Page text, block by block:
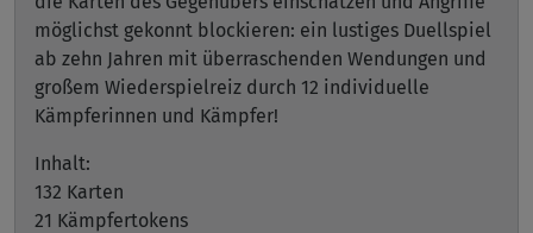
möglichst gekonnt blockieren: ein lustiges Duellspiel
ab zehn Jahren mit überraschenden Wendungen und
großem Wiederspielreiz durch 12 individuelle
Kämpferinnen und Kämpfer!
Inhalt:
132 Karten
21 Kämpfertokens